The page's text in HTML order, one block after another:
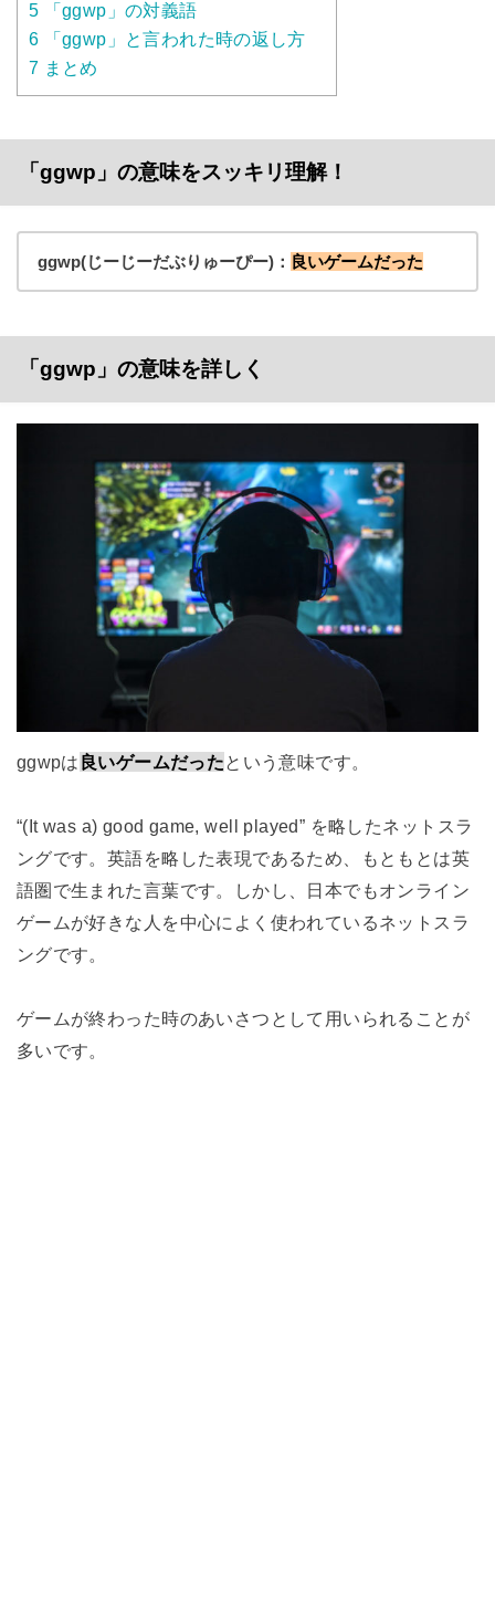
5 「ggwp」の対義語
6 「ggwp」と言われた時の返し方
7 まとめ
「ggwp」の意味をスッキリ理解！
ggwp(じーじーだぶりゅーぴー)： 良いゲームだった
「ggwp」の意味を詳しく
ggwpは 良いゲームだったという意味です。
“(It was a) good game, well played” を略したネットスラ
ングです。英語を略した表現であるため、もともとは英
語圏で生まれた言葉です。しかし、日本でもオンライン
ゲームが好きな人を中心によく使われているネットスラ
ングです。
ゲームが終わった時のあいさつとして用いられることが
多いです。